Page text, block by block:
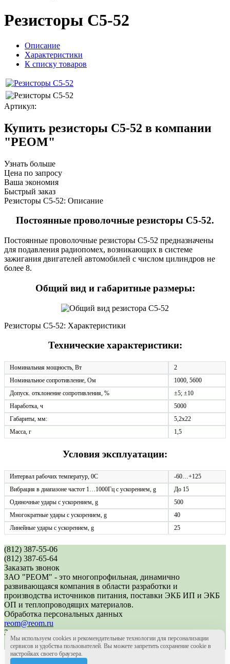
Резисторы С5-52
Описание
Характеристики
К списку товаров
Артикул:
Купить резисторы С5-52 в компании
"РЕОМ"
Узнать больше
Цена по запросу
Ваша экономия
Быстрый заказ
Резисторы С5-52: Описание
Постоянные проволочные резисторы С5-52.
Постоянные проволочные резисторы С5-52 предназначены
для подавления радиопомех, возникающих в системе
зажигания двигателей автомобилей с числом цилиндров не
более 8.
Общий вид и габаритные размеры:
Резисторы С5-52: Характеристики
Технические характеристики:
Номинальная мощность, Вт
2
Номинальное сопротивление, Ом
1000, 5600
Допуск. отклонение сопротивления, %
±5; ±10
Наработка, ч
5000
Габариты, мм:
5,2х22
Масса, г
1,5
Условия эксплуатации:
Интервал рабочих температур, 0С
-60…+125
Вибрация в диапазоне частот 1…1000Гц с ускорением, g
До 15
Одиночные удары с ускорением, g
500
Многократные удары с ускорением, g
40
Линейные удары с ускорением, g
25
(812) 387-55-06
(812) 387-65-64
Заказать звонок
ЗАО "РЕОМ" - это многопрофильная, динамично
развивающаяся компания в области разработки и
производства источников питания, поставки ЭКБ ИП и ЭКБ
ОП и теплопроводящих материалов.
Обработка персональных данных
reom@reom.ru
ЗАО "РЕОМ" основано в 2004 году
Создание сайта - интернет-агентство Волекс
(812) 387-55-06
Мы используем cookies и рекомендательные технологии для персонализации
сервисов и удобства пользователей. Вы можете запретить сохранение cookie в
настройках своего браузера.